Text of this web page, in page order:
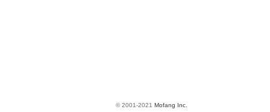
© 2001-2021 Mofang Inc.